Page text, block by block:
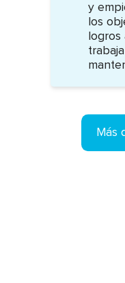
y
los
logros
Más